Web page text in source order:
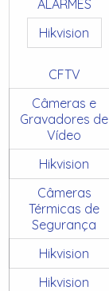
ALARMES
Hikvision
CFTV
Câmeras e
Gravadores de
Vídeo
Hikvision
Câmeras
Térmicas de
Segurança
Hikvision
Hikvision